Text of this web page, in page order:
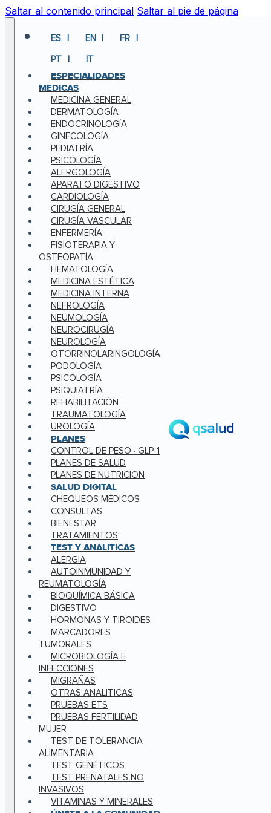
Saltar al contenido principal Saltar al pie de página
ES EN
FR
PT
IT
ESPECIALIDADES
MEDICAS
MEDICINA GENERAL
DERMATOLOGÍA
ENDOCRINOLOGÍA
GINECOLOGÍA
PEDIATRÍA
PSICOLOGÍA
ALERGOLOGÍA
APARATO DIGESTIVO
CARDIOLOGÍA
CIRUGÍA GENERAL
CIRUGÍA VASCULAR
ENFERMERÍA
FISIOTERAPIA Y
OSTEOPATÍA
HEMATOLOGÍA
MEDICINA ESTÉTICA
MEDICINA INTERNA
NEFROLOGÍA
NEUMOLOGÍA
NEUROCIRUGÍA
NEUROLOGÍA
OTORRINOLARINGOLOGÍA
PODOLOGÍA
PSICOLOGÍA
PSIQUIATRÍA
REHABILITACIÓN
TRAUMATOLOGÍA
UROLOGÍA
PLANES
CONTROL DE PESO · GLP-1
PLANES DE SALUD
PLANES DE NUTRICION
SALUD DIGITAL
CHEQUEOS MÉDICOS
CONSULTAS
BIENESTAR
TRATAMIENTOS
TEST Y ANALITICAS
ALERGIA
AUTOINMUNIDAD Y
REUMATOLOGÍA
BIOQUÍMICA BÁSICA
DIGESTIVO
HORMONAS Y TIROIDES
MARCADORES
TUMORALES
MICROBIOLOGÍA E
INFECCIONES
MIGRAÑAS
OTRAS ANALITICAS
PRUEBAS ETS
PRUEBAS FERTILIDAD
MUJER
TEST DE TOLERANCIA
ALIMENTARIA
TEST GENÉTICOS
TEST PRENATALES NO
INVASIVOS
VITAMINAS Y MINERALES